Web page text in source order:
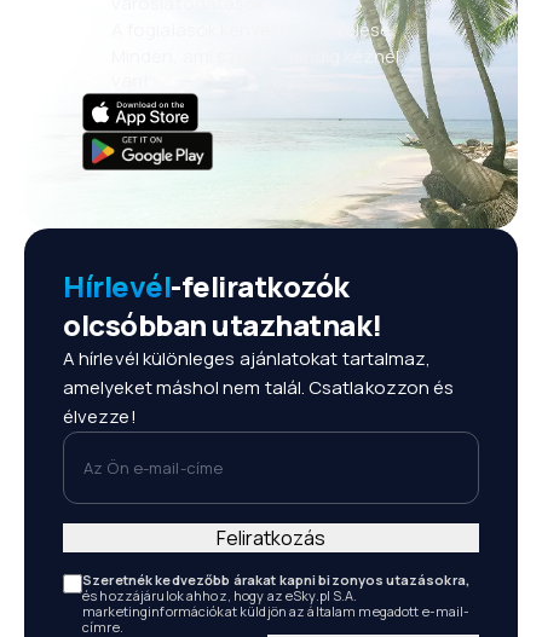
A foglalások kényelmes kezelése
Minden, ami számít, mindig kéznél
Hírlevél-feliratkozók
olcsóbban utazhatnak!
A hírlevél különleges ajánlatokat tartalmaz,
amelyeket máshol nem talál. Csatlakozzon és
élvezze!
Az Ön e-mail-címe
Szeretnék kedvezőbb árakat kapni bizonyos utazásokra,
és hozzájárulok ahhoz, hogy az eSky.pl S.A.
marketinginformációkat küldjön az általam megadott e-mail-
címre.
Feliratkozás